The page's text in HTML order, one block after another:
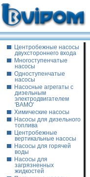
Центробежные насосы
двухстороннего входа
Многоступенчатые
насосы
Одноступенчатые
насосы
Насосные агрегаты с
дизельным
электродвигателем
'ВАМО'
Химические насосы
Насосы для дизельного
топлива
Центробежные
вертикальные насосы
Насосы для горячей
воды
Насосы для
загрязненных
жидкостей